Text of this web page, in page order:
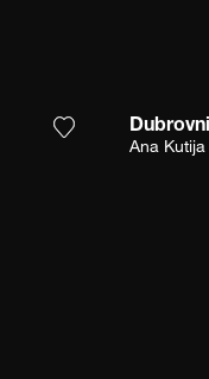
Fügen Sie das
Ana Kutija